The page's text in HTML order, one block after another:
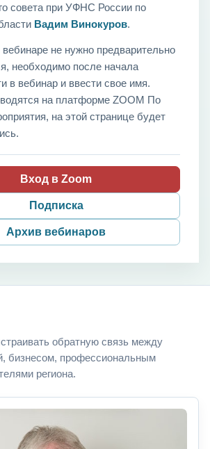
совета при УФНС России по
Вадим Винокуров.
не нужно предварительно
необходимо после начала
в вебинар и ввести свое имя.
на платформе ZOOM По
на этой странице будет
Вход в Zoom
Подписка
Архив вебинаров
обратную связь между
бизнесом, профессиональным
региона.